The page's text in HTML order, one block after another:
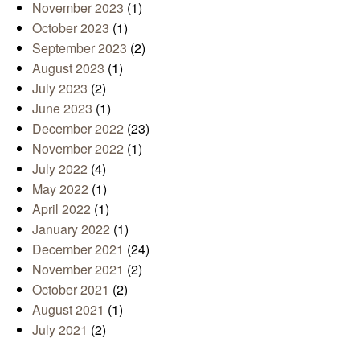
November 2023 (1)
October 2023 (1)
September 2023 (2)
August 2023 (1)
July 2023 (2)
June 2023 (1)
December 2022 (23)
November 2022 (1)
July 2022 (4)
May 2022 (1)
April 2022 (1)
January 2022 (1)
December 2021 (24)
November 2021 (2)
October 2021 (2)
August 2021 (1)
July 2021 (2)